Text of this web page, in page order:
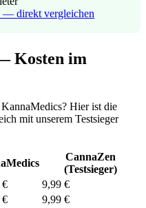
— direkt vergleichen
Kosten im
Hier ist die
mit unserem Testsieger
CannaZen
(Testsieger)
€
9,99 €
€
9,99 €